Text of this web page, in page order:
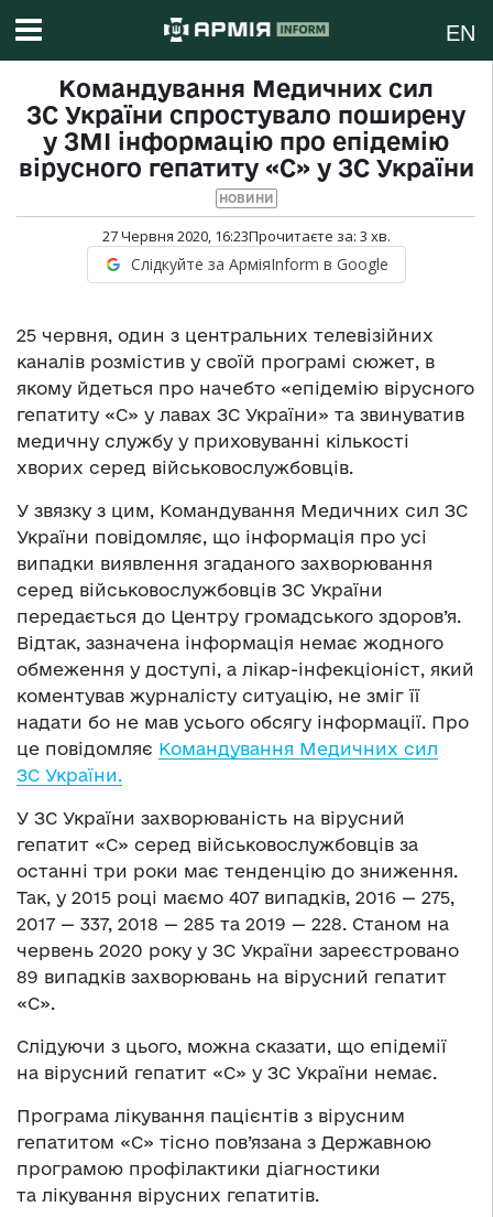
EN
Командування Медичних сил
ЗС України спростувало поширену
у ЗМІ інформацію про епідемію
вірусного гепатиту «С» у ЗС України
НОВИНИ
27 Червня 2020, 16:23Прочитаєте за: 3 хв.
Слідкуйте за АрміяInform в Google
25 червня, один з центральних телевізійних
каналів розмістив у своїй програмі сюжет, в
якому йдеться про начебто «епідемію вірусного
гепатиту «С» у лавах ЗС України» та звинуватив
медичну службу у приховуванні кількості
хворих серед військовослужбовців.
У звязку з цим, Командування Медичних сил ЗС
України повідомляє, що інформація про усі
випадки виявлення згаданого захворювання
серед військовослужбовців ЗС України
передається до Центру громадського здоров’я.
Відтак, зазначена інформація немає жодного
обмеження у доступі, а лікар-інфекціоніст, який
коментував журналісту ситуацію, не зміг її
надати бо не мав усього обсягу інформації. Про
це повідомляє Командування Медичних сил
ЗС України.
У ЗС України захворюваність на вірусний
гепатит «С» серед військовослужбовців за
останні три роки має тенденцію до зниження.
Так, у 2015 році маємо 407 випадків, 2016 — 275,
2017 — 337, 2018 — 285 та 2019 — 228. Станом на
червень 2020 року у ЗС України зареєстровано
89 випадків захворювань на вірусний гепатит
«С».
Слідуючи з цього, можна сказати, що епідемії
на вірусний гепатит «С» у ЗС України немає.
Програма лікування пацієнтів з вірусним
гепатитом «С» тісно пов’язана з Державною
програмою профілактики діагностики
та лікування вірусних гепатитів.